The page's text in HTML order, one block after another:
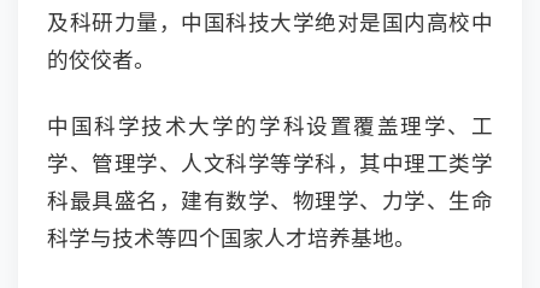
及科研力量，中国科技大学绝对是国内高校中
的佼佼者。
中国科学技术大学的学科设置覆盖理学、工
学、管理学、人文科学等学科，其中理工类学
科最具盛名，建有数学、物理学、力学、生命
科学与技术等四个国家人才培养基地。